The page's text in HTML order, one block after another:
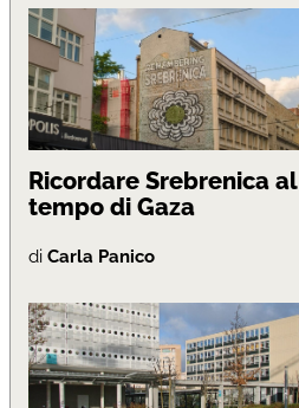
Ricordare Srebrenica al
tempo di Gaza
di Carla Panico